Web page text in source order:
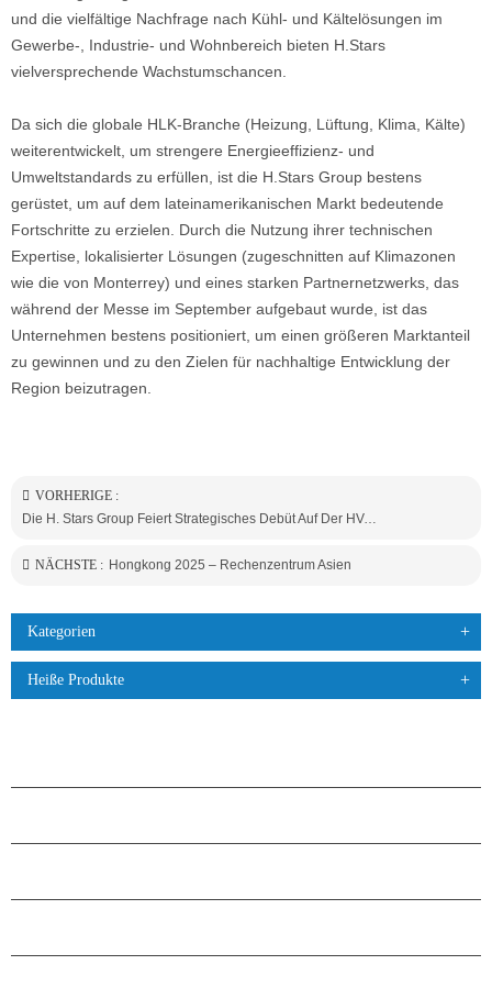
und die vielfältige Nachfrage nach Kühl- und Kältelösungen im
Gewerbe-, Industrie- und Wohnbereich bieten H.Stars
vielversprechende Wachstumschancen.
Da sich die globale HLK-Branche (Heizung, Lüftung, Klima, Kälte)
weiterentwickelt, um strengere Energieeffizienz- und
Umweltstandards zu erfüllen, ist die H.Stars Group bestens
gerüstet, um auf dem lateinamerikanischen Markt bedeutende
Fortschritte zu erzielen. Durch die Nutzung ihrer technischen
Expertise, lokalisierter Lösungen (zugeschnitten auf Klimazonen
wie die von Monterrey) und eines starken Partnernetzwerks, das
während der Messe im September aufgebaut wurde, ist das
Unternehmen bestens positioniert, um einen größeren Marktanteil
zu gewinnen und zu den Zielen für nachhaltige Entwicklung der
Region beizutragen.
VORHERIGE :
Die H. Stars Group Feiert Strategisches Debüt Auf Der HVAC Expo 2026 In Warschau Und Vertieft Ihr Engagement Auf Dem Europäischen Markt.
NÄCHSTE : Hongkong 2025 – Rechenzentrum Asien
Kategorien
Heiße Produkte